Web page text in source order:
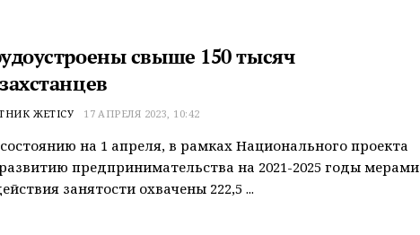
свыше 150 тысяч
ЖЕТІСУ 17 АПРЕЛЯ 2023, 10:42
на 1 апреля, в рамках Национального проекта
предпринимательства на 2021-2025 годы мерами
занятости охвачены 222,5 ...